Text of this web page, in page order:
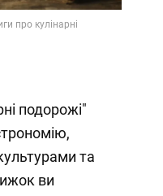
про кулінарні
подорожі"
та
ви